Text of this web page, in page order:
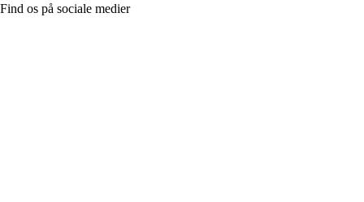
Find os på sociale medier